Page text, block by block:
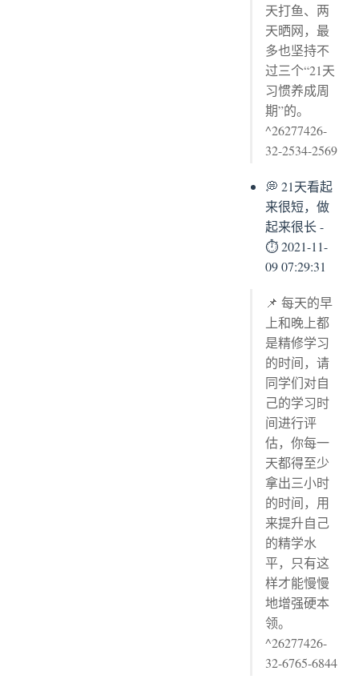
天打鱼、两
天晒网，最
多也坚持不
过三个“21天
习惯养成周
期”的。
^26277426-
32-2534-2569
💭 21天看起
来很短，做
起来很长 -
⏱ 2021-11-
09 07:29:31
📌 每天的早
上和晚上都
是精修学习
的时间，请
同学们对自
己的学习时
间进行评
估，你每一
天都得至少
拿出三小时
的时间，用
来提升自己
的精学水
平，只有这
样才能慢慢
地增强硬本
领。
^26277426-
32-6765-6844